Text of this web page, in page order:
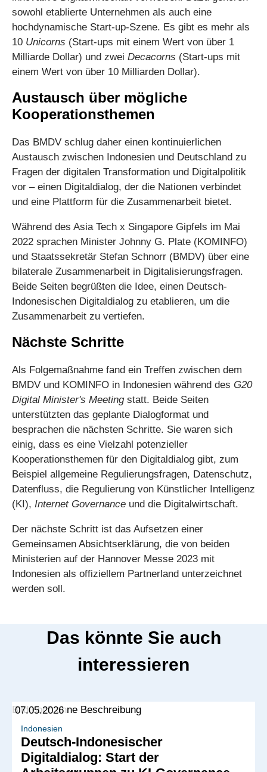
sowohl etablierte Unternehmen als auch eine
hochdynamische Start-up-Szene. Es gibt es mehr als
10 Unicorns (Start-ups mit einem Wert von über 1
Milliarde Dollar) und zwei Decacorns (Start-ups mit
einem Wert von über 10 Milliarden Dollar).
Austausch über mögliche
Kooperationsthemen
Das BMDV schlug daher einen kontinuierlichen
Austausch zwischen Indonesien und Deutschland zu
Fragen der digitalen Transformation und Digitalpolitik
vor – einen Digitaldialog, der die Nationen verbindet
und eine Plattform für die Zusammenarbeit bietet.
Während des Asia Tech x Singapore Gipfels im Mai
2022 sprachen Minister Johnny G. Plate (KOMINFO)
und Staatssekretär Stefan Schnorr (BMDV) über eine
bilaterale Zusammenarbeit in Digitalisierungsfragen.
Beide Seiten begrüßten die Idee, einen Deutsch-
Indonesischen Digitaldialog zu etablieren, um die
Zusammenarbeit zu vertiefen.
Nächste Schritte
Als Folgemaßnahme fand ein Treffen zwischen dem
BMDV und KOMINFO in Indonesien während des G20
Digital Minister's Meetingstatt. Beide Seiten
unterstützten das geplante Dialogformat und
besprachen die nächsten Schritte. Sie waren sich
einig, dass es eine Vielzahl potenzieller
Kooperationsthemen für den Digitaldialog gibt, zum
Beispiel allgemeine Regulierungsfragen, Datenschutz,
Datenfluss, die Regulierung von Künstlicher Intelligenz
(KI), Internet Governance und die Digitalwirtschaft.
Der nächste Schritt ist das Aufsetzen einer
Gemeinsamen Absichtserklärung, die von beiden
Ministerien auf der Hannover Messe 2023 mit
Indonesien als offiziellem Partnerland unterzeichnet
werden soll.
Das könnte Sie auch
interessieren
07.05.2026
Indonesien
Deutsch-Indonesischer
Digitaldialog: Start der